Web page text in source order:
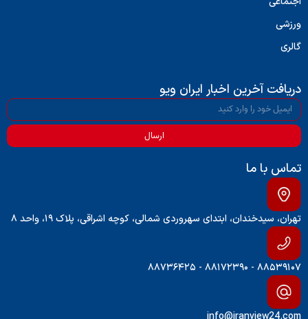
ورزشی
گالری
دریافت آخرین اخبار ایران ویو
ارسال
تماس با ما
تهران، سیدخندان، ابتدای سهروردی شمالی، کوچه اشراقی، پلاک ۱۹، واحد ۸
۸۸۵۳۹۱۰۷ - ۸۸۱۷۲۳۹۰ - ۸۸۷۳۶۴۲۵